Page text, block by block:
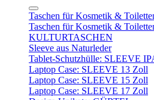
Taschen für Kosmetik &
Taschen für Kosmetik &
KULTURTASCHEN
Sleeve aus Naturleder
Tablet-Schutzhülle: SLEEVE
Laptop Case: SLEEVE 13 Zoll
Laptop Case: SLEEVE 15 Zoll
Laptop Case: SLEEVE 17 Zoll